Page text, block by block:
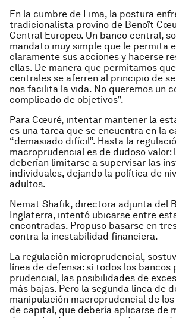
En la cumbre de Lima, la postura
tradicionalista provino de Benoît
Central Europeo. Un banco central,
mandato muy simple que le permita
claramente sus acciones y hacerse
ellas. De manera que permitamos
centrales se aferren al principio de
nos facilita la vida. No queremos un
complicado de objetivos”.
Para Cœuré, intentar mantener la
es una tarea que se encuentra en la
“demasiado difícil”. Hasta la
macroprudencial es de dudoso valor:
deberían limitarse a supervisar las
individuales, dejando la política de
adultos.
Nemat Shafik, directora adjunta del
Inglaterra, intentó ubicarse entre
encontradas. Propuso basarse en
contra la inestabilidad financiera.
La regulación microprudencial,
línea de defensa: si todos los bancos
prudencial, las posibilidades de
más bajas. Pero la segunda línea de
manipulación macroprudencial de
de capital, que debería aplicarse de